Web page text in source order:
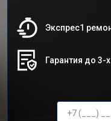
Экспрес1
Гарантия до 3-